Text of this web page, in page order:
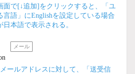
面で[↓追加]をクリックすると、「ユ
言語」にEnglishを設定している場合
本語で表示される。
メール
ールアドレスに対して、「送受信